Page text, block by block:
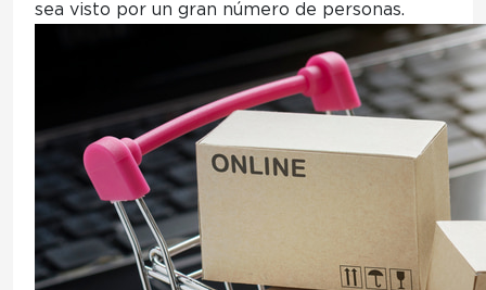
sea visto por un gran número de personas.